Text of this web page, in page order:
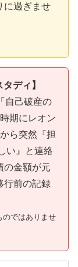
に過ぎませ
ディ】
自己破産の
期にレオン
ら突然『担
い』と連絡
の金額が元
行前の記録
ではありませ